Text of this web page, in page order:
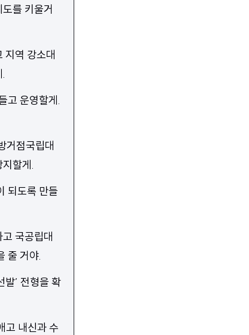
를 키울거
지역 강소대
고 운영할게.
거점국립대
할게.
되도록 만들
국공립대
줄 거야.
발’ 전형을 확
고 내신과 수